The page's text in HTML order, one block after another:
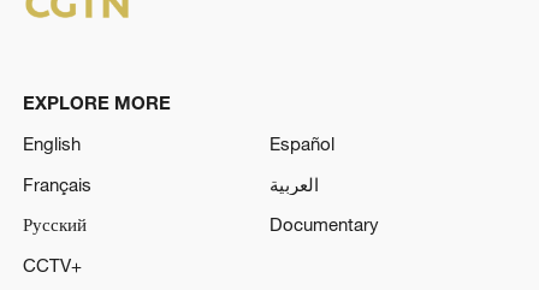
EXPLORE MORE
English
Español
Français
العربية
Русский
Documentary
CCTV+